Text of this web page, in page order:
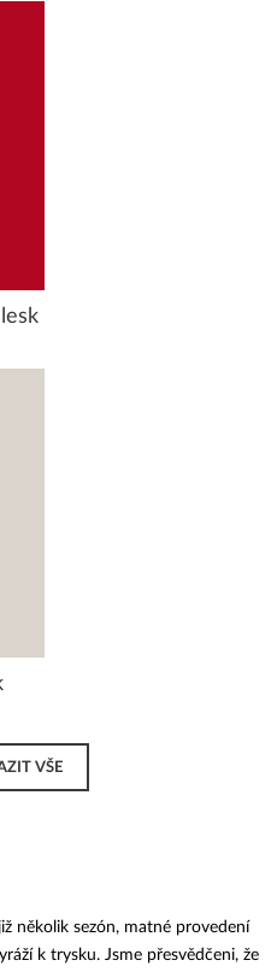
VŠE
několik sezón, matné provedení
k trysku. Jsme přesvědčeni, že